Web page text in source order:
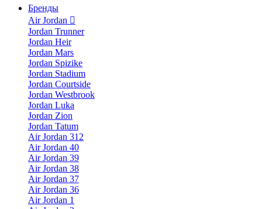
Бренды
Air Jordan
Jordan Trunner
Jordan Heir
Jordan Mars
Jordan Spizike
Jordan Stadium
Jordan Courtside
Jordan Westbrook
Jordan Luka
Jordan Zion
Jordan Tatum
Air Jordan 312
Air Jordan 40
Air Jordan 39
Air Jordan 38
Air Jordan 37
Air Jordan 36
Air Jordan 1